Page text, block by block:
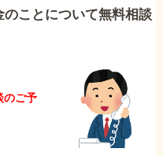
のことについて無料相談
のご予